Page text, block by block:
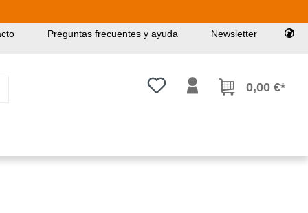
Preguntas frecuentes y ayuda Newsletter
Tienes 0 artículos en tu lista de
0,00 €*